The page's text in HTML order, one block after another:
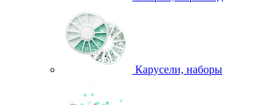
Карусели, наборы